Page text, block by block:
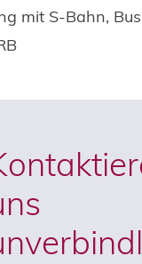
mit S-Bahn,